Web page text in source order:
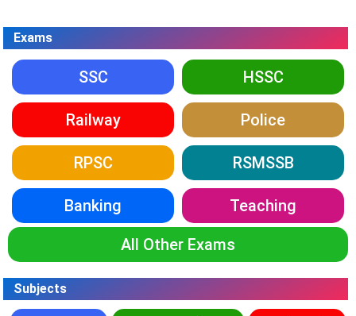
Exams
SSC HSSC
Railway Police
RPSC RSMSSB
Banking Teaching
All Other Exams
Subjects